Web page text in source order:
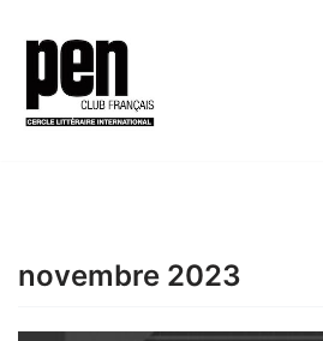
au
contenu
novembre 2023